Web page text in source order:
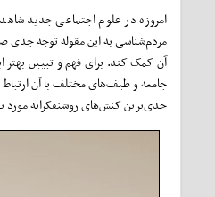
امروزه در علوم اجتماعی جدید
مردم‌شناسی به این مقوله توجه جدی
آن کمک کند. برای فهم و تبیین بهتر
جامعه و طیف‌های مختلف با آن ارتباط
جدی‌ترین کنش‌های روشنفکرانه مورد